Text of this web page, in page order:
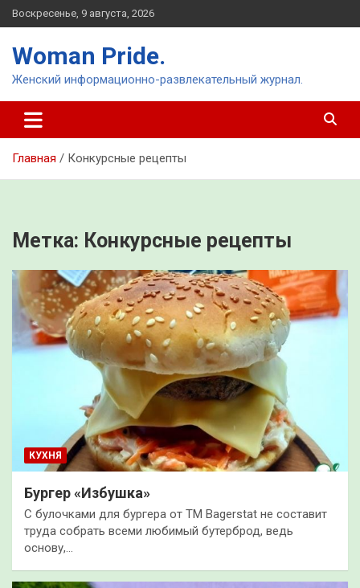
Перейти
к
Воскресенье, 9 августа, 2026
Woman Pride.
Женский информационно-развлекательный журнал.
Главная Конкурсные рецепты
Метка: Конкурсные рецепты
КУХНЯ
Бургер «Избушка»
С булочками для бургера от ТМ Bagerstat не составит
труда собрать всеми любимый бутерброд, ведь
основу,…